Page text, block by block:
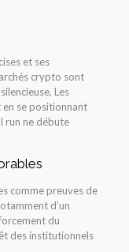
et ses
crypto sont
Les
en se positionnant
run ne débute
comme preuves de
d’un
du
des institutionnels